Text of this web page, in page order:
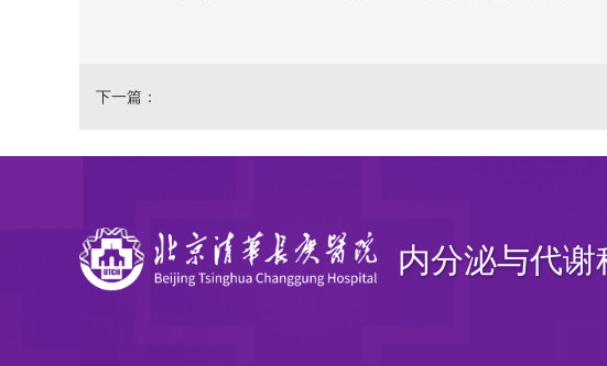
下一篇：
内分泌与代谢